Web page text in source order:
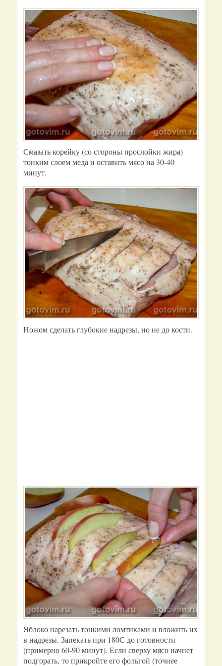
Смазать корейку (со стороны прослойки жира)
тонким слоем меда и оставить мясо на 30-40
минут.
Ножом сделать глубокие надрезы, но не до кости.
Яблоко нарезать тонкими ломтиками и вложить их
в надрезы. Запекать при 180С до готовности
(примерно 60-90 минут). Если сверху мясо начнет
подгорать, то прикройте его фольгой (точнее